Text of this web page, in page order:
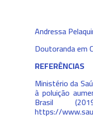
Andressa
Doutoranda em
REFERÊNCIAS
Ministério da
à poluição
Brasil
https://